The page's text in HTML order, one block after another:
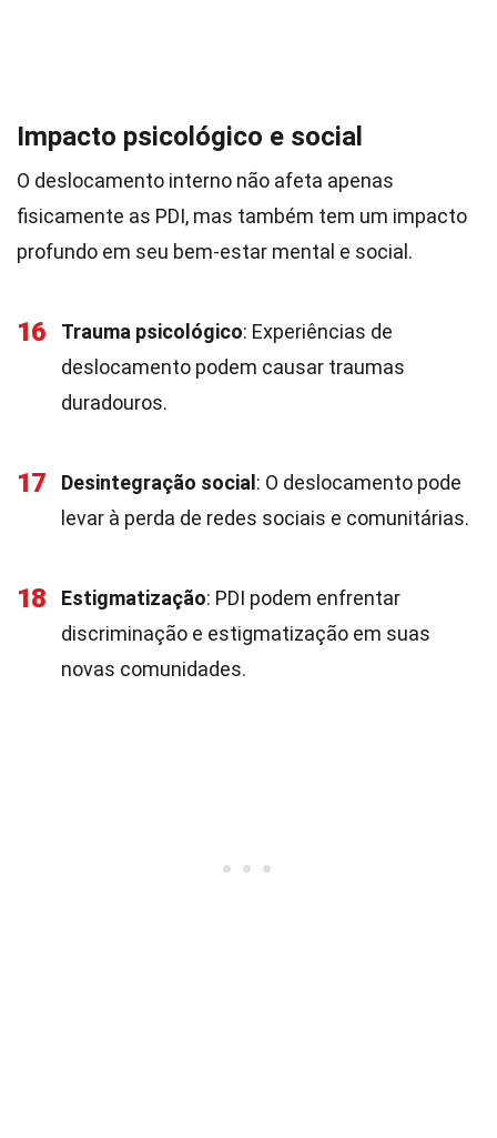
Impacto psicológico e social
O deslocamento interno não afeta apenas
fisicamente as PDI, mas também tem um impacto
profundo em seu bem-estar mental e social.
16 Trauma psicológico: Experiências de
deslocamento podem causar traumas
duradouros.
17 Desintegração social : O deslocamento pode
levar à perda de redes sociais e comunitárias.
18 Estigmatização: PDI podem enfrentar
discriminação e estigmatização em suas
novas comunidades.